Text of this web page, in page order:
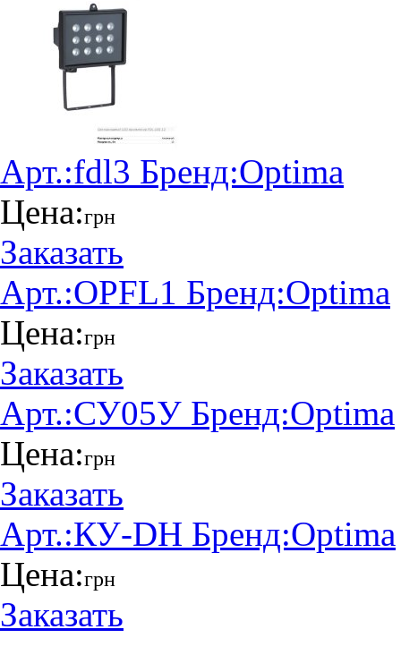
Арт.:fdl3 Бренд:Optima
Цена:грн
Заказать
Арт.:OPFL1 Бренд:Optima
Цена:грн
Заказать
Арт.:СУ05У Бренд:Optima
Цена:грн
Заказать
Арт.:КУ-DH Бренд:Optima
Цена:грн
Заказать